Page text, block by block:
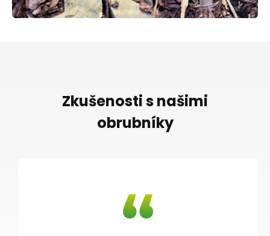
Zkušenosti s našimi
obrubníky